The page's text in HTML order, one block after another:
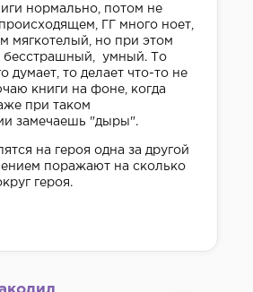
нормально, потом не
ГГ много ноет,
мягкотелый, но при этом
бесстрашный, умный. То
думает, то делает что-то не
книги на фоне, когда
при таком
замечаешь "дыры".
на героя одна за другой
поражают на сколько
героя.